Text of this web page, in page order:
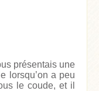
présentais une
lorsqu’on a peu
le coude, et il